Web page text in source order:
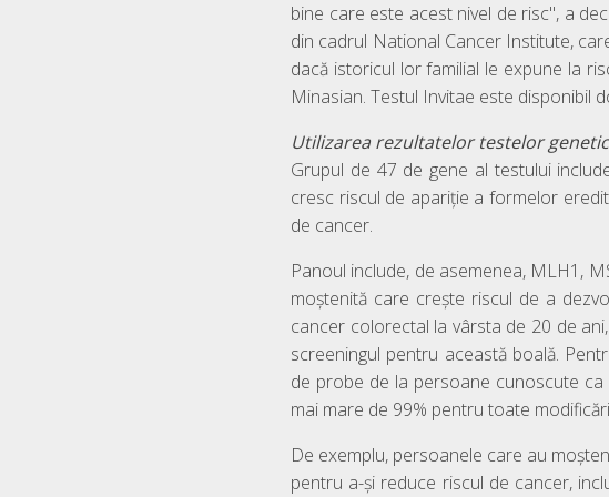
bine care este acest nivel de risc", a
din cadrul National Cancer Institute,
dacă istoricul lor familial le expune la
Minasian. Testul Invitae este disponibil
Utilizarea rezultatelor testelor
Grupul de 47 de gene al testului
cresc riscul de apariție a formelor
de cancer.
Panoul include, de asemenea, MLH1,
moștenită care crește riscul de a
cancer colorectal la vârsta de 20 de
screeningul pentru această boală.
de probe de la persoane cunoscute
mai mare de 99% pentru toate
De exemplu, persoanele care au
pentru a-și reduce riscul de cancer,